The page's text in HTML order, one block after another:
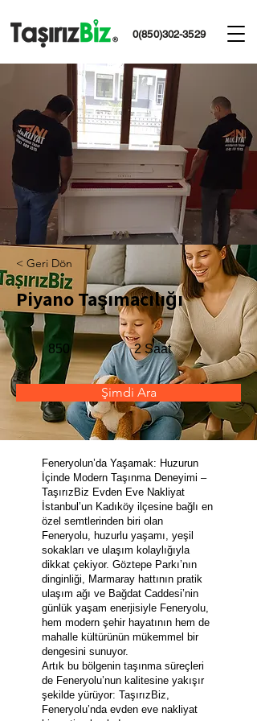
0(850)302-3529
< Geri Dön
Piyano Taşımacılığı
850 2 Saat
Şimdi Ara
Feneryolun’da Yaşamak: Huzurun
İçinde Modern Taşınma Deneyimi –
TaşırızBiz Evden Eve Nakliyat
İstanbul’un Kadıköy ilçesine bağlı en
özel semtlerinden biri olan
Feneryolu, huzurlu yaşamı, yeşil
sokakları ve ulaşım kolaylığıyla
dikkat çekiyor. Göztepe Parkı’nın
dinginliği, Marmaray hattının pratik
ulaşım ağı ve Bağdat Caddesi’nin
günlük yaşam enerjisiyle Feneryolu,
hem modern şehir hayatının hem de
mahalle kültürünün mükemmel bir
dengesini sunuyor.
Artık bu bölgenin taşınma süreçleri
de Feneryolu’nun kalitesine yakışır
şekilde yürüyor: TaşırızBiz,
Feneryolu’nda evden eve nakliyat